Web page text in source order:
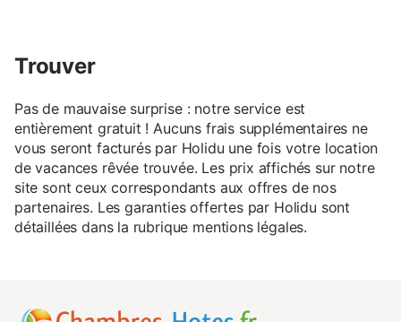
Trouver
Pas de mauvaise surprise : notre service est
entièrement gratuit ! Aucuns frais supplémentaires ne
vous seront facturés par Holidu une fois votre location
de vacances rêvée trouvée. Les prix affichés sur notre
site sont ceux correspondants aux offres de nos
partenaires. Les garanties offertes par Holidu sont
détaillées dans la rubrique mentions légales.